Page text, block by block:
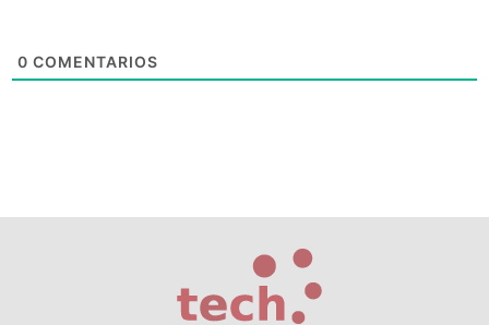
0 COMENTARIOS